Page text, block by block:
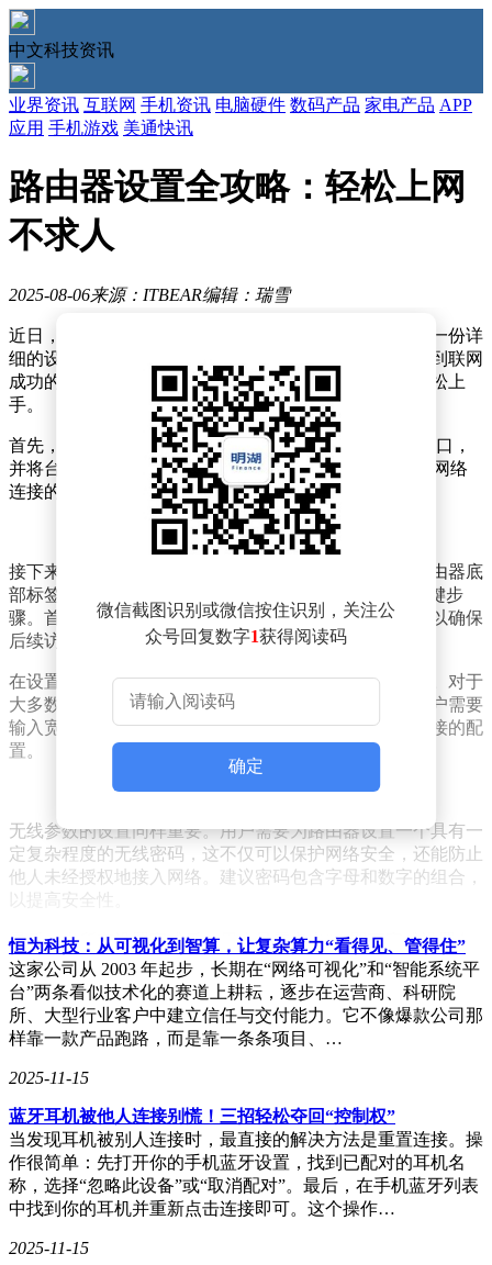
中文科技资讯
业界资讯 互联网 手机资讯 电脑硬件 数码产品 家电产品 APP
应用 手机游戏 美通快讯
路由器设置全攻略：轻松上网
不求人
2025-08-06来源：ITBEAR编辑：瑞雪
近日，为了帮助用户更轻松地完成路由器的上网设置，一份详
细的设置指南被广泛传播。这份指南详细阐述了从安装到联网
成功的全过程，让即便是初次接触路由器的用户也能轻松上
手。
首先，用户需要将前端上网的宽带线接入路由器的WAN口，
并将台式机连接到路由器的任意一个LAN口。这一步是网络
连接的基础，确保了路由器与互联网的连接。
接下来，用户需要打开浏览器，清空地址栏，并输入路由器底
部标签贴纸上的IP地址。这是进入路由器管理界面的关键步
骤。首次登录时，系统会提示用户设置一个登录密码，以确保
后续访问的安全性。
在设置路由器的上网方式时，系统会自动检测上网类型。对于
大多数用户来说，上网方式是宽带拨号上网。此时，用户需要
输入宽带运营商提供的宽带账号和密码，以完成网络连接的配
置。
无线参数的设置同样重要。用户需要为路由器设置一个具有一
定复杂程度的无线密码，这不仅可以保护网络安全，还能防止
他人未经授权地接入网络。建议密码包含字母和数字的组合，
以提高安全性。
最后，当所有设置完成后，用户只需点击“√”即可完成设置向
导。此时，路由器将自动进行联网测试，确保网络连接的成
功。一旦联网成功，用户就可以开始享受高速、稳定的网络服
务了。
微信截图识别或微信按住识别，关注公
众号回复数字1获得阅读码
确定
恒为科技：从可视化到智算，让复杂算力“看得见、管得住”
这家公司从 2003 年起步，长期在“网络可视化”和“智能系统平
台”两条看似技术化的赛道上耕耘，逐步在运营商、科研院
所、大型行业客户中建立信任与交付能力。它不像爆款公司那
样靠一款产品跑路，而是靠一条条项目、…
2025-11-15
蓝牙耳机被他人连接别慌！三招轻松夺回“控制权”
当发现耳机被别人连接时，最直接的解决方法是重置连接。操
作很简单：先打开你的手机蓝牙设置，找到已配对的耳机名
称，选择“忽略此设备”或“取消配对”。最后，在手机蓝牙列表
中找到你的耳机并重新点击连接即可。这个操作…
2025-11-15